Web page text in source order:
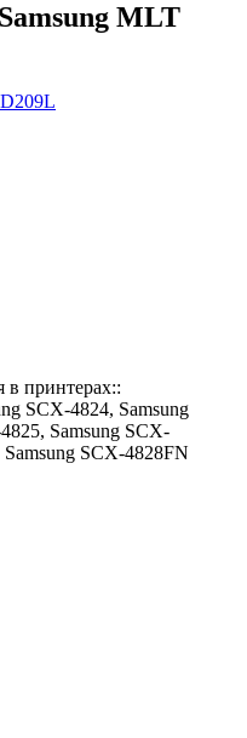
MLT
в принтерах::
SCX-4824, Samsung
Samsung SCX-
SCX-4828FN